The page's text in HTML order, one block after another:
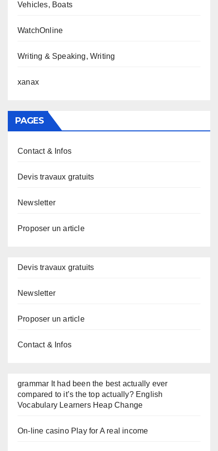
Vehicles, Boats
WatchOnline
Writing & Speaking, Writing
xanax
PAGES
Contact & Infos
Devis travaux gratuits
Newsletter
Proposer un article
Devis travaux gratuits
Newsletter
Proposer un article
Contact & Infos
grammar It had been the best actually ever
compared to it’s the top actually? English
Vocabulary Learners Heap Change
On-line casino Play for A real income